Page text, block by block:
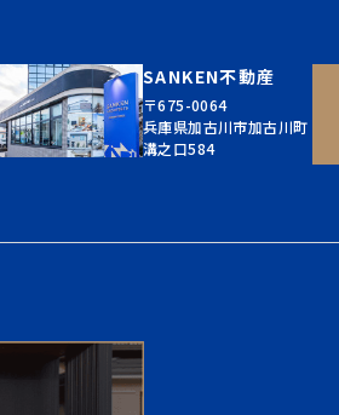
SANKEN不動産
〒675-0064
兵庫県加古川市加古川町
溝之口584